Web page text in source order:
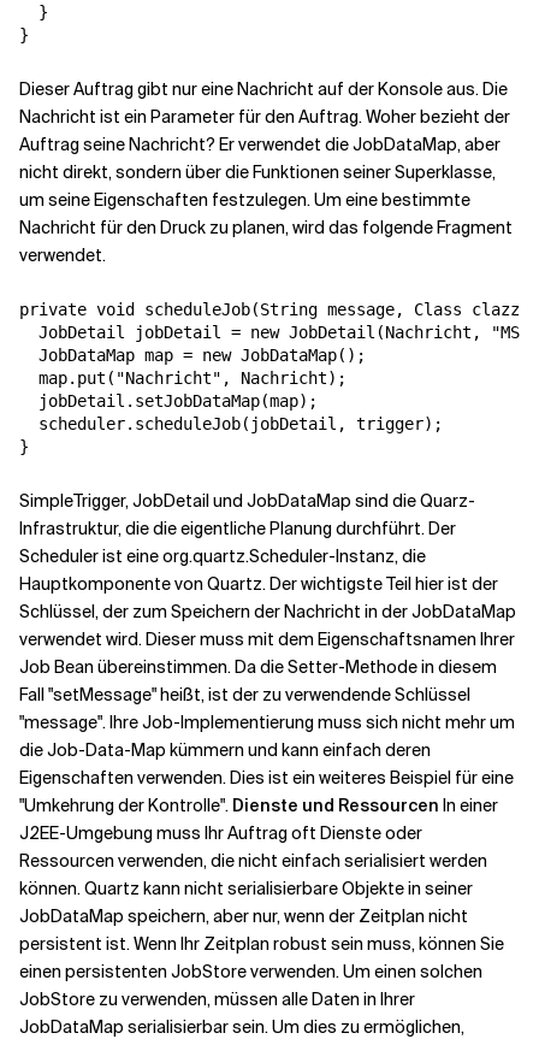
  }
Dieser Auftrag gibt nur eine Nachricht auf der Konsole aus. Die
Nachricht ist ein Parameter für den Auftrag. Woher bezieht der
Auftrag seine Nachricht? Er verwendet die JobDataMap, aber
nicht direkt, sondern über die Funktionen seiner Superklasse,
um seine Eigenschaften festzulegen. Um eine bestimmte
Nachricht für den Druck zu planen, wird das folgende Fragment
verwendet.
private void scheduleJob(String message, Class
JobDetail jobDetail = new JobDetail(Nachricht,
  JobDataMap map = new JobDataMap();
  map.put("Nachricht", Nachricht);
  jobDetail.setJobDataMap(map);
  scheduler.scheduleJob(jobDetail, trigger);
SimpleTrigger, JobDetail und JobDataMap sind die Quarz-
Infrastruktur, die die eigentliche Planung durchführt. Der
Scheduler ist eine org.quartz.Scheduler-Instanz, die
Hauptkomponente von Quartz. Der wichtigste Teil hier ist der
Schlüssel, der zum Speichern der Nachricht in der JobDataMap
verwendet wird. Dieser muss mit dem Eigenschaftsnamen Ihrer
Job Bean übereinstimmen. Da die Setter-Methode in diesem
Fall "setMessage" heißt, ist der zu verwendende Schlüssel
"message". Ihre Job-Implementierung muss sich nicht mehr um
die Job-Data-Map kümmern und kann einfach deren
Eigenschaften verwenden. Dies ist ein weiteres Beispiel für eine
"Umkehrung der Kontrolle". Dienste und Ressourcen In einer
J2EE-Umgebung muss Ihr Auftrag oft Dienste oder
Ressourcen verwenden, die nicht einfach serialisiert werden
können. Quartz kann nicht serialisierbare Objekte in seiner
JobDataMap speichern, aber nur, wenn der Zeitplan nicht
persistent ist. Wenn Ihr Zeitplan robust sein muss, können Sie
einen persistenten JobStore verwenden. Um einen solchen
JobStore zu verwenden, müssen alle Daten in Ihrer
JobDataMap serialisierbar sein. Um dies zu ermöglichen,